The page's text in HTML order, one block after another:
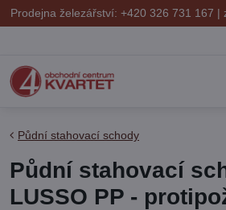
Prodejna železářství: +420 326 731 167 |
Půdní stahovací schody
Půdní stahovací
LUSSO PP -